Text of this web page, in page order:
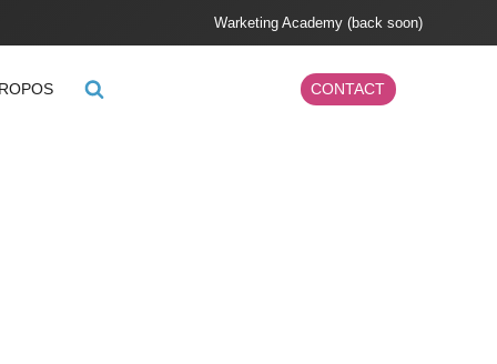
Warketing Academy (back soon)
CONTACT